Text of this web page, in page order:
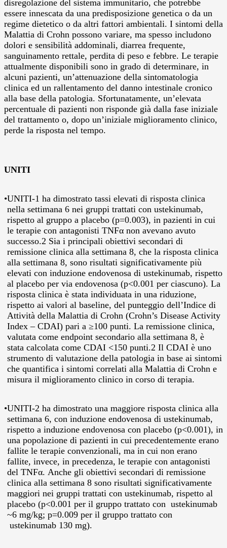
disregolazione del sistema immunitario, che potrebbe
essere innescata da una predisposizione genetica o da un
regime dietetico o da altri fattori ambientali. I sintomi della
Malattia di Crohn possono variare, ma spesso includono
dolori e sensibilità addominali, diarrea frequente,
sanguinamento rettale, perdita di peso e febbre. Le terapie
attualmente disponibili sono in grado di determinare, in
alcuni pazienti, un’attenuazione della sintomatologia
clinica ed un rallentamento del danno intestinale cronico
alla base della patologia. Sfortunatamente, un’elevata
percentuale di pazienti non risponde già dalla fase iniziale
del trattamento o, dopo un’iniziale miglioramento clinico,
perde la risposta nel tempo.
UNITI
•UNITI-1 ha dimostrato tassi elevati di risposta clinica
nella settimana 6 nei gruppi trattati con ustekinumab,
rispetto al gruppo a placebo (p=0.003), in pazienti in cui
le terapie con antagonisti TNFα non avevano avuto
successo.2 Sia i principali obiettivi secondari di
remissione clinica alla settimana 8, che la risposta clinica
alla settimana 8, sono risultati significativamente più
elevati con induzione endovenosa di ustekinumab, rispetto
al placebo per via endovenosa (p<0.001 per ciascuno). La
risposta clinica è stata individuata in una riduzione,
rispetto ai valori al baseline, del punteggio dell’Indice di
Attività della Malattia di Crohn (Crohn’s Disease Activity
Index – CDAI) pari a ≥100 punti. La remissione clinica,
valutata come endpoint secondario alla settimana 8, è
stata calcolata come CDAI <150 punti.2 Il CDAI è uno
strumento di valutazione della patologia in base ai sintomi
che quantifica i sintomi correlati alla Malattia di Crohn e
misura il miglioramento clinico in corso di terapia.
•UNITI-2 ha dimostrato una maggiore risposta clinica alla
settimana 6, con induzione endovenosa di ustekinumab,
rispetto a induzione endovenosa con placebo (p<0.001), in
una popolazione di pazienti in cui precedentemente erano
fallite le terapie convenzionali, ma in cui non erano
fallite, invece, in precedenza, le terapie con antagonisti
del TNFα. Anche gli obiettivi secondari di remissione
clinica alla settimana 8 sono risultati significativamente
maggiori nei gruppi trattati con ustekinumab, rispetto al
placebo (p<0.001 per il gruppo trattato con ustekinumab
~6 mg/kg; p=0.009 per il gruppo trattato con
ustekinumab 130 mg).